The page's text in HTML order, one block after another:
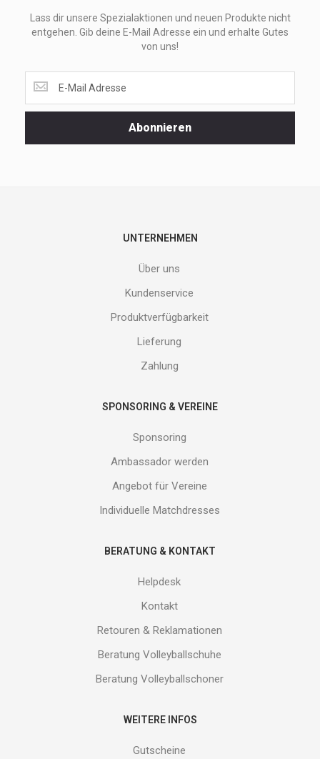
Lass dir unsere Spezialaktionen und neuen Produkte nicht
entgehen. Gib deine E-Mail Adresse ein und erhalte Gutes
von uns!
dir
unsere
Abonnieren
UNTERNEHMEN
Über uns
Kundenservice
Produktverfügbarkeit
Lieferung
Zahlung
SPONSORING & VEREINE
Sponsoring
Ambassador werden
Angebot für Vereine
Individuelle Matchdresses
BERATUNG & KONTAKT
Helpdesk
Kontakt
Retouren & Reklamationen
Beratung Volleyballschuhe
Beratung Volleyballschoner
WEITERE INFOS
Gutscheine